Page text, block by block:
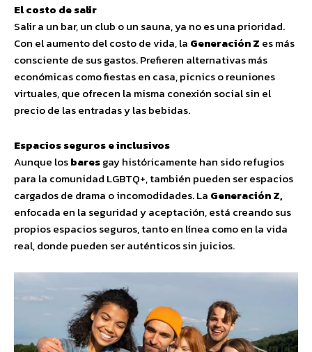
El costo de salir
Salir a un bar, un club o un sauna, ya no es una prioridad.
Con el aumento del costo de vida, la Generación Z es más
consciente de sus gastos. Prefieren alternativas más
económicas como fiestas en casa, picnics o reuniones
virtuales, que ofrecen la misma conexión social sin el
precio de las entradas y las bebidas.
Espacios seguros e inclusivos
Aunque losbaresgay históricamente han sido refugios
para la comunidad LGBTQ+, también pueden ser espacios
cargados de drama o incomodidades. La Generación Z,
enfocada en la seguridad y aceptación, está creando sus
propios espacios seguros, tanto en línea como en la vida
real, donde pueden ser auténticos sin juicios.